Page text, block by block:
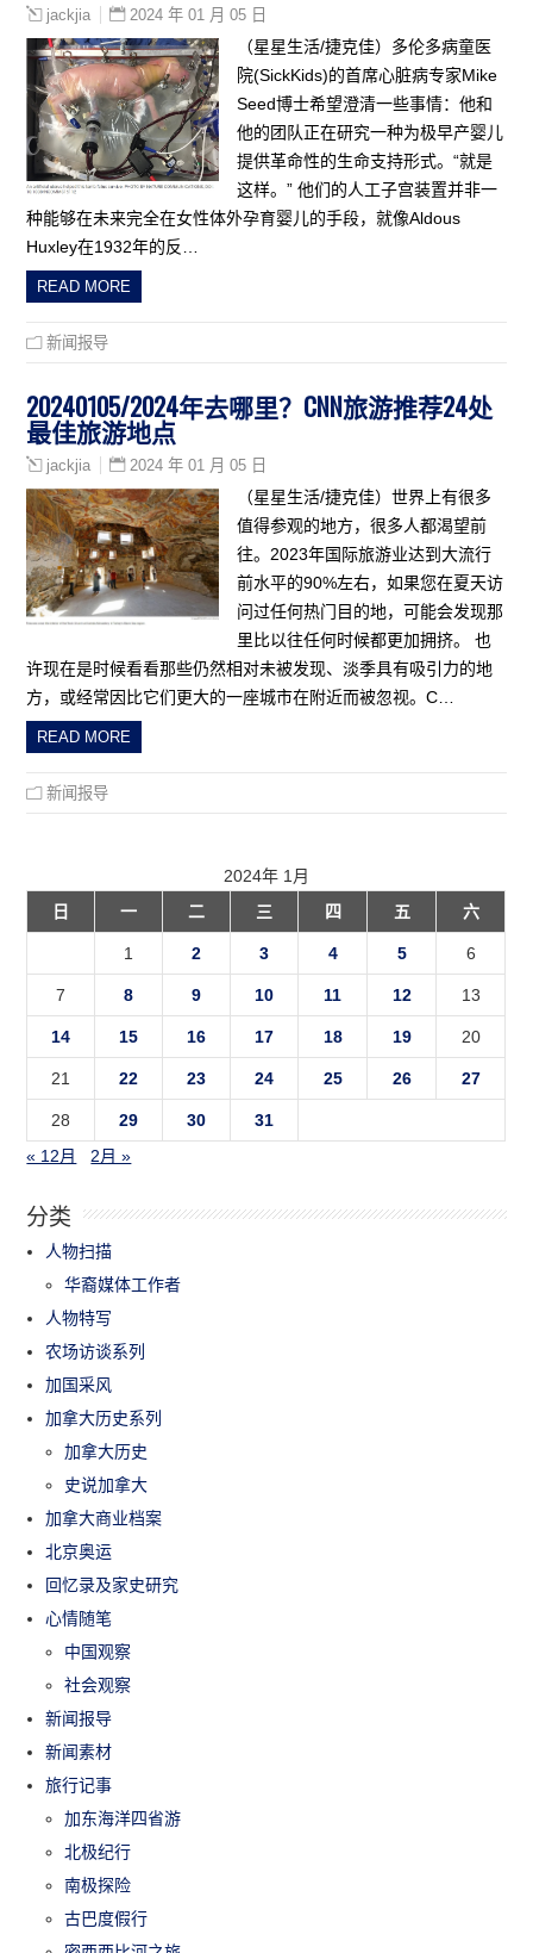
jackjia 2024 年 01 月 05 日
（星星生活/捷克佳）多伦多病童医
院(SickKids)的首席心脏病专家Mike
Seed博士希望澄清一些事情：他和
他的团队正在研究一种为极早产婴儿
提供革命性的生命支持形式。“就是
这样。” 他们的人工子宫装置并非一
种能够在未来完全在女性体外孕育婴儿的手段，就像Aldous
Huxley在1932年的反…
READ MORE
新闻报导
20240105/2024年去哪里？CNN旅游推荐24处
最佳旅游地点
jackjia 2024 年 01 月 05 日
（星星生活/捷克佳）世界上有很多
值得参观的地方，很多人都渴望前
往。2023年国际旅游业达到大流行
前水平的90%左右，如果您在夏天访
问过任何热门目的地，可能会发现那
里比以往任何时候都更加拥挤。 也
许现在是时候看看那些仍然相对未被发现、淡季具有吸引力的地
方，或经常因比它们更大的一座城市在附近而被忽视。C…
READ MORE
新闻报导
2024年 1月
日
一 二 三 四 五 六
1 2 3 4 5 6
7 8 9 10 11 12 13
14 15 16 17 18 19 20
21 22 23 24 25 26 27
28 29 30
31
« 12月
2月 »
分类
人物扫描
华裔媒体工作者
人物特写
农场访谈系列
加国采风
加拿大历史系列
加拿大历史
史说加拿大
加拿大商业档案
北京奥运
回忆录及家史研究
心情随笔
中国观察
社会观察
新闻报导
新闻素材
旅行记事
加东海洋四省游
北极纪行
南极探险
古巴度假行